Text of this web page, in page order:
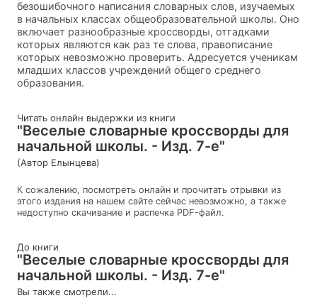
безошибочного написания словарных слов, изучаемых
в начальных классах общеобразовательной школы. Оно
включает разнообразные кроссворды, отгадками
которых являются как раз те слова, правописание
которых невозможно проверить. Адресуется ученикам
младших классов учреждений общего среднего
образования.
Читать онлайн выдержки из книги
"Веселые словарные кроссворды для
начальной школы. - Изд. 7-е"
(Автор Елынцева)
К сожалению, посмотреть онлайн и прочитать отрывки из
этого издания на нашем сайте сейчас невозможно, а также
недоступно скачивание и распечка PDF-файл.
До книги
"Веселые словарные кроссворды для
начальной школы. - Изд. 7-е"
Вы также смотрели...